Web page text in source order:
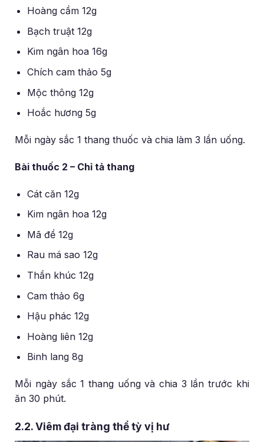
Hoàng cầm 12g
Bạch truật 12g
Kim ngân hoa 16g
Chích cam thảo 5g
Mộc thông 12g
Hoắc hương 5g
Mỗi ngày sắc 1 thang thuốc và chia làm 3 lần uống.
Bài thuốc 2 – Chỉ tả thang
Cát căn 12g
Kim ngân hoa 12g
Mã đề 12g
Rau má sao 12g
Thần khúc 12g
Cam thảo 6g
Hậu phác 12g
Hoàng liên 12g
Binh lang 8g
Mỗi ngày sắc 1 thang uống và chia 3 lần trước khi
ăn 30 phút.
2.2. Viêm đại tràng thể tỳ vị hư